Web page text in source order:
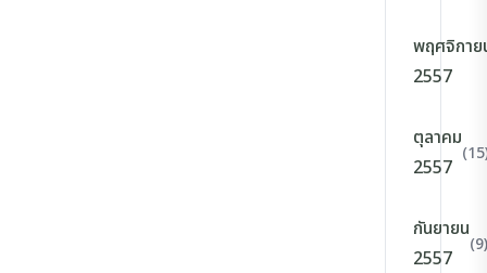
พฤศจิกาย
2557
ตุลาคม
2557
กันยายน
2557
(9)